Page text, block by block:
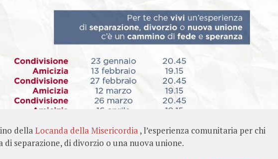
dellaLocanda della Misericordia, l’esperienza comunitaria per chi
di separazione, di divorzio o una nuova unione.